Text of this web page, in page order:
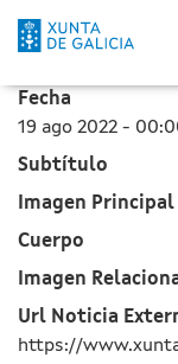
La Xunta
Saltar al contenido
Fecha
19 ago 2022 -
Subtítulo
Imagen Principal
Cuerpo
Imagen
Url Noticia
https://